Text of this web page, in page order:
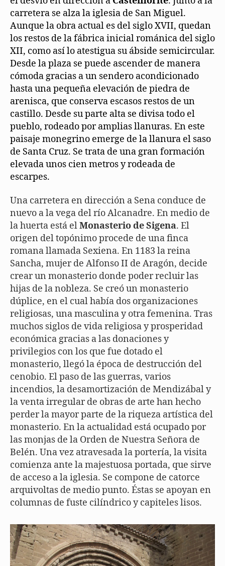
carretera se alza la iglesia de San Miguel.
Aunque la obra actual es del siglo XVII, quedan
los restos de la fábrica inicial románica del siglo
XII, como así lo atestigua su ábside semicircular.
Desde la plaza se puede ascender de manera
cómoda gracias a un sendero acondicionado
hasta una pequeña elevación de piedra de
arenisca, que conserva escasos restos de un
castillo. Desde su parte alta se divisa todo el
pueblo, rodeado por amplias llanuras. En este
paisaje monegrino emerge de la llanura el saso
de Santa Cruz. Se trata de una gran formación
elevada unos cien metros y rodeada de
escarpes.
Una carretera en dirección a Sena conduce de
nuevo a la vega del río Alcanadre. En medio de
la huerta está elMonasterio de Sigena. El
origen del topónimo procede de una finca
romana llamada Sexiena. En 1183 la reina
Sancha, mujer de Alfonso II de Aragón, decide
crear un monasterio donde poder recluir las
hijas de la nobleza. Se creó un monasterio
dúplice, en el cual había dos organizaciones
religiosas, una masculina y otra femenina. Tras
muchos siglos de vida religiosa y prosperidad
económica gracias a las donaciones y
privilegios con los que fue dotado el
monasterio, llegó la época de destrucción del
cenobio. El paso de las guerras, varios
incendios, la desamortización de Mendizábal y
la venta irregular de obras de arte han hecho
perder la mayor parte de la riqueza artística del
monasterio. En la actualidad está ocupado por
las monjas de la Orden de Nuestra Señora de
Belén. Una vez atravesada la portería, la visita
comienza ante la majestuosa portada, que sirve
de acceso a la iglesia. Se compone de catorce
arquivoltas de medio punto. Éstas se apoyan en
columnas de fuste cilíndrico y capiteles lisos.